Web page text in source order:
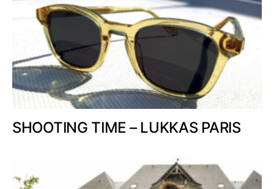
SHOOTING TIME – LUKKAS PARIS